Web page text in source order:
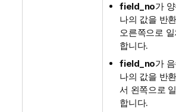
field_no가
나의 값을 반
오른쪽으로
합니다.
field_no가
나의 값을 반
서 왼쪽으로
합니다.